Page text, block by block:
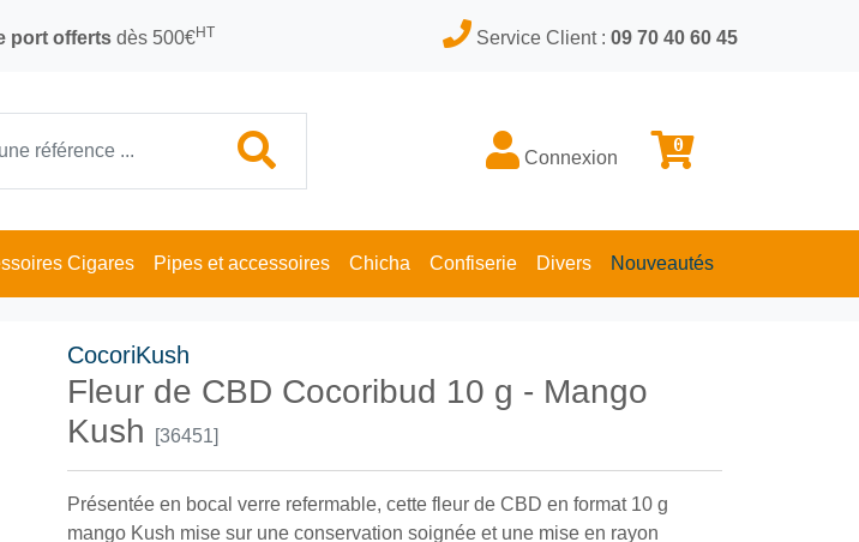
port offertsdès 500€HT Service Client : 09 70 40 60 45
Connexion
0
Cigares Pipes et accessoires Chicha Confiserie Divers Nouveautés
CocoriKush
Fleur de CBD Cocoribud 10 g - Mango
Kush
[36451]
Présentée en bocal verre refermable, cette fleur de CBD en format 10 g
mango Kush mise sur une conservation soignée et une mise en rayon